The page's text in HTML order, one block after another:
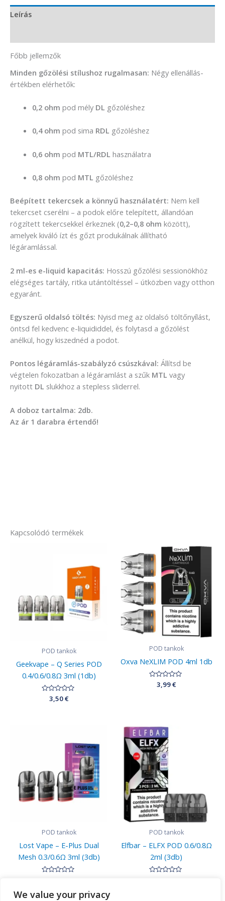
We value your privacy
Leírás
Főbb jellemzők
Minden gőzölési stílushoz rugalmasan: Négy ellenállás-
értékben elérhetők:
0,2 ohm pod mély DL gőzöléshez
0,4 ohm pod sima RDL gőzöléshez
0,6 ohm pod MTL/RDL használatra
0,8 ohm pod MTL gőzöléshez
Beépített tekercsek a könnyű használatért: Nem kell
tekercset cserélni – a podok előre telepített, állandóan
rögzített tekercsekkel érkeznek (0,2–0,8 ohm között),
amelyek kiváló ízt és gőzt produkálnak állítható
légáramlással.
2 ml-es e-liquid kapacitás: Hosszú gőzölési sessionökhöz
elégséges tartály, ritka utántöltéssel – útközben vagy otthon
egyaránt.
Egyszerű oldalsó töltés: Nyisd meg az oldalsó töltőnyílást,
öntsd fel kedvenc e-liquididdel, és folytasd a gőzölést
anélkül, hogy kiszednéd a podot.
Pontos légáramlás-szabályzó csúszkával: Állítsd be
végtelen fokozatban a légáramlást a szűk MTL vagy
nyitott DL slukkhoz a stepless sliderrel.
A doboz tartalma: 2db.
Az ár 1 darabra értendő!
Kapcsolódó termékek
POD tankok
Geekvape – Q Series POD
0.4/0.6/0.8Ω 3ml (1db)
Értékelés:
3,50€
POD tankok
Oxva NeXLIM POD 4ml 1db
Értékelés:
3,99€
POD tankok
Lost Vape – E-Plus Dual
Mesh 0.3/0.6Ω 3ml (3db)
/
5
POD tankok
Elfbar – ELFX POD 0.6/0.8Ω
2ml (3db)